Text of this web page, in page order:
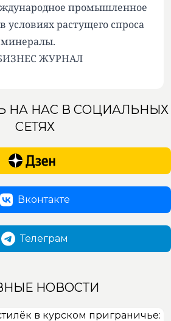
промышленное
условиях растущего спроса
ЖУРНАЛ
НА НАС В СОЦИАЛЬНЫХ
СЕТЯХ
Вконтакте
Телеграм
НОВОСТИ